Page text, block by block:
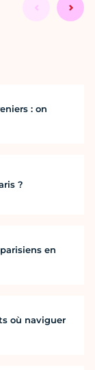
: on
?
en
où naviguer